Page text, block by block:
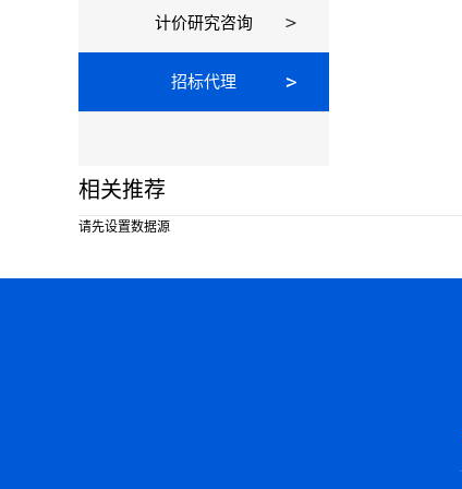
计价研究咨询
招标代理
相关推荐
请先设置数据源